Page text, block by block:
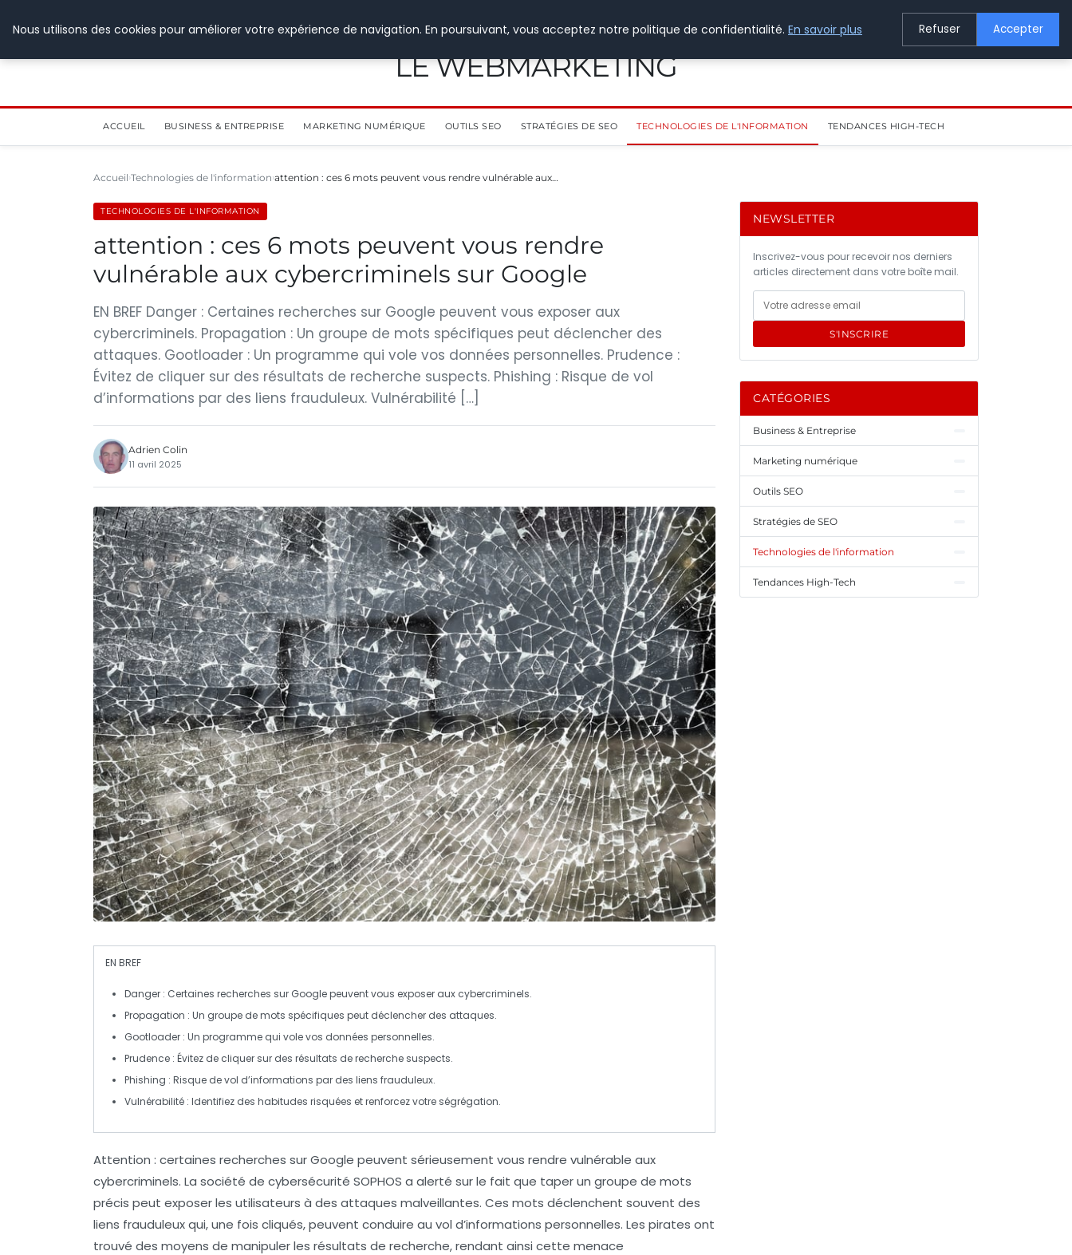
LE WEBMARKETING
ACCUEIL BUSINESS & ENTREPRISE MARKETING NUMÉRIQUE OUTILS SEO STRATÉGIES DE SEO TECHNOLOGIES DE L'INFORMATION TENDANCES HIGH-TECH
Accueil Technologies de l'information attention : ces 6 mots peuvent vous rendre vulnérable aux…
TECHNOLOGIES DE L'INFORMATION
attention : ces 6 mots peuvent vous rendre
vulnérable aux cybercriminels sur Google
EN BREF Danger : Certaines recherches sur Google peuvent vous exposer aux
cybercriminels. Propagation : Un groupe de mots spécifiques peut déclencher des
attaques. Gootloader : Un programme qui vole vos données personnelles. Prudence :
Évitez de cliquer sur des résultats de recherche suspects. Phishing : Risque de vol
d’informations par des liens frauduleux. Vulnérabilité […]
Adrien Colin
11 avril 2025
EN BREF
Danger : Certaines recherches sur Google peuvent vous exposer aux cybercriminels.
Propagation : Un groupe demots spécifiques peut déclencher des attaques.
Gootloader : Un programme qui vole vos données personnelles.
Prudence : Évitez de cliquer sur des résultats de recherche suspects.
Phishing : Risque devol d’informations par des liens frauduleux.
Vulnérabilité : Identifiez des habitudes risquées et renforcez votre ségrégation.
Attention : certaines recherches sur Google peuvent sérieusement vous rendre vulnérable aux
cybercriminels. La société de cybersécurité SOPHOS a alerté sur le fait que taper un groupe de mots
précis peut exposer les utilisateurs à des attaques malveillantes. Ces mots déclenchent souvent des
liens frauduleuxqui, une fois cliqués, peuvent conduire au vol d’informations personnelles. Les pirates ont
trouvé des moyens de manipuler les résultats de recherche, rendant ainsi cette menace
NEWSLETTER
Inscrivez-vous pour recevoir nos derniers
articles directement dans votre boîte mail.
S'INSCRIRE
CATÉGORIES
Business & Entreprise
Marketing numérique
Outils SEO
Stratégies de SEO
Technologies de l'information
Tendances High-Tech
Nous utilisons des cookies pour améliorer votre expérience de navigation. En poursuivant, vous acceptez notre politique de confidentialité. En savoir plus Refuser Accepter